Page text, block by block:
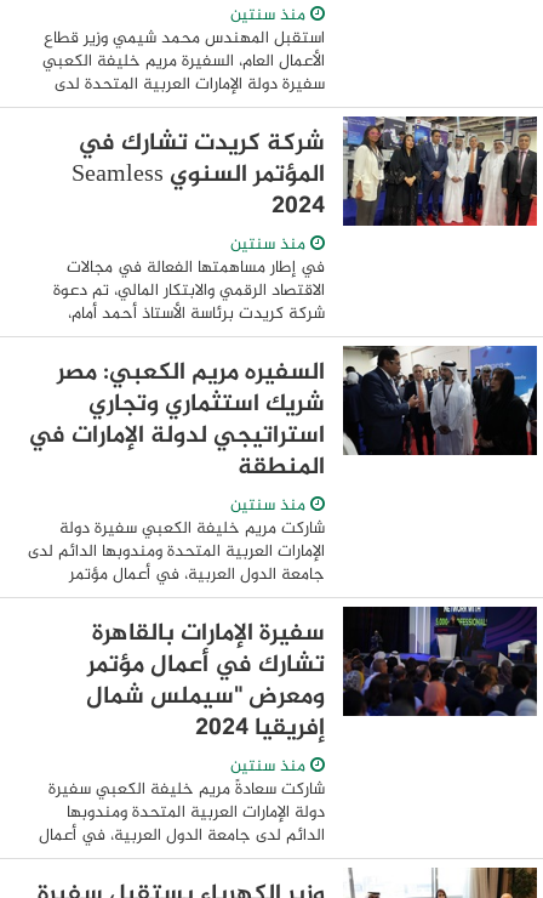
منذ سنتين
استقبل المهندس محمد شيمي وزير قطاع
الأعمال العام، السفيرة مريم خليفة الكعبي
سفيرة دولة الإمارات العربية المتحدة لدى
جمهورية مصر العربية والمندوب الدائم لدى
جامعة الدول العربية والوفد المرافق لها، ...
شركة كريدت تشارك في
المؤتمر السنوي Seamless
2024
منذ سنتين
في إطار مساهمتها الفعالة في مجالات
الاقتصاد الرقمي والابتكار المالي، تم دعوة
شركة كريدت برئاسة الأستاذ أحمد أمام،
الرئيس التنفيذي والعضو المنتدب، للمشاركة
...
السفيره مريم الكعبي: مصر
شريك استثماري وتجاري
استراتيجي لدولة الإمارات في
المنطقة
منذ سنتين
شاركت مريم خليفة الكعبي سفيرة دولة
الإمارات العربية المتحدة ومندوبها الدائم لدى
جامعة الدول العربية، في أعمال مؤتمر
ومعرض "سيملس شمال إفريقيا 2024"، والذي
يعقد على مدار يومي 2 و3 سبتمبر تحت
شعار ...
سفيرة الإمارات بالقاهرة
تشارك في أعمال مؤتمر
ومعرض "سيملس شمال
إفريقيا 2024
منذ سنتين
شاركت سعادةً مريم خليفة الكعبي سفيرة
دولة الإمارات العربية المتحدة ومندوبها
الدائم لدى جامعة الدول العربية، في أعمال
مؤتمر ومعرض "سيملس شمال إفريقيا 2024"،
والذي يعقد على مدار يومي 2 و3 سبتمبر ...